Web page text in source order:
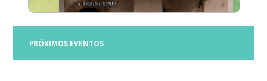
PRÓXIMOS EVENTOS